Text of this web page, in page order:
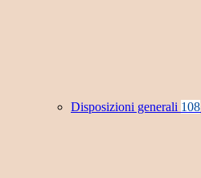
Disposizioni generali 108